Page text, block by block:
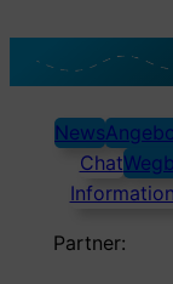
News
Chat
Partner: